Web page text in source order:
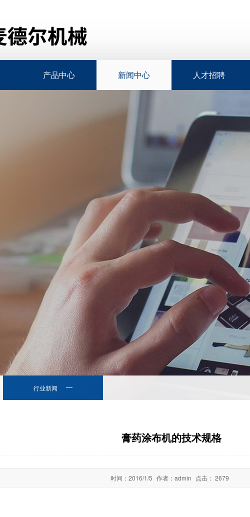
产品中心 新闻中心 人才招聘
行业新闻
膏药涂布机的技术规格
时间： 2016/1/5 作者： admin 点击： 2679